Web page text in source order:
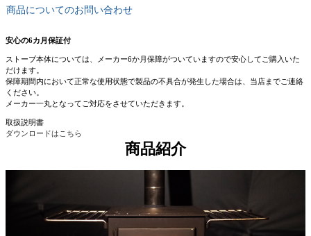
商品についてのお問い合わせ
安心の6カ月保証付
ストーブ本体については、メーカー6か月保障がついていますので安心してご購入いた
だけます。
保障期間内において正常な使用状態で製品の不具合が発生した場合は、当店までご連絡
ください。
メーカー一丸となってご対応をさせていただきます。
取扱説明書
ダウンロードはこちら
商品紹介